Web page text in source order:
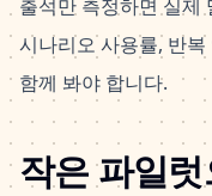
출석만 측정하면 실제
시나리오 사용률, 반
함께 봐야 합니다.
작은 파일